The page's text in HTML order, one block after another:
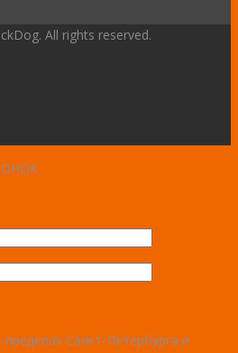
All rights reserved.
Санкт-Петербурга и